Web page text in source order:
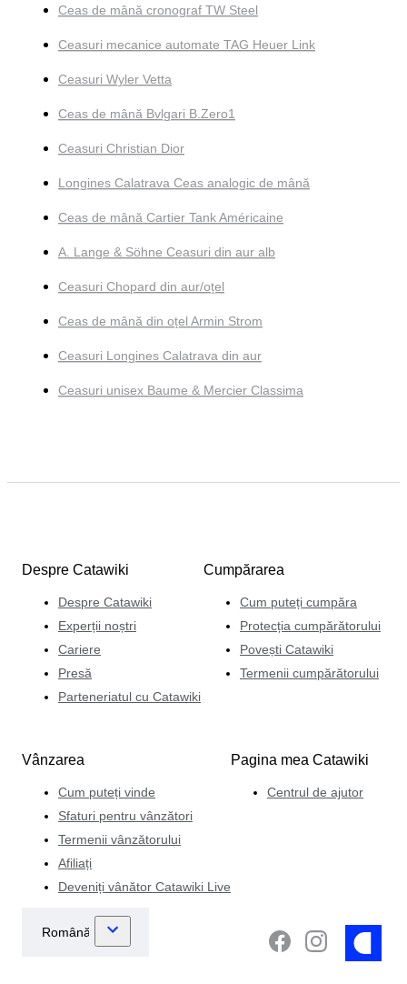
Ceas de mână cronograf TW Steel
Ceasuri mecanice automate TAG Heuer Link
Ceasuri Wyler Vetta
Ceas de mână Bvlgari B.Zero1
Ceasuri Christian Dior
Longines Calatrava Ceas analogic de mână
Ceas de mână Cartier Tank Américaine
A. Lange & Söhne Ceasuri din aur alb
Ceasuri Chopard din aur/oțel
Ceas de mână din oțel Armin Strom
Ceasuri Longines Calatrava din aur
Ceasuri unisex Baume & Mercier Classima
Despre Catawiki
Despre Catawiki
Experții noștri
Cariere
Presă
Parteneriatul cu Catawiki
Cumpărarea
Cum puteți cumpăra
Protecția cumpărătorului
Povești Catawiki
Termenii cumpărătorului
Vânzarea
Cum puteți vinde
Sfaturi pentru vânzători
Termenii vânzătorului
Afiliați
Deveniți vânător Catawiki Live
Pagina mea Catawiki
Centrul de ajutor